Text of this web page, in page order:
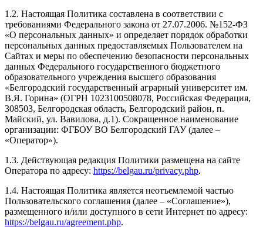
1.2. Настоящая Политика составлена в соответствии с
требованиями Федерального закона от 27.07.2006. №152-ФЗ
«О персональных данных» и определяет порядок обработки
персональных данных предоставляемых Пользователем на
Сайтах и меры по обеспечению безопасности персональных
данных Федерального государственного бюджетного
образовательного учреждения высшего образования
«Белгородский государственный аграрный университет им.
В.Я. Горина» (ОГРН 1023100508078, Российская Федерация,
308503, Белгородская область, Белгородский район, п.
Майский, ул. Вавилова, д.1). Сокращенное наименование
организации: ФГБОУ ВО Белгородский ГАУ (далее –
«Оператор»).
1.3. Действующая редакция Политики размещена на сайте
Оператора по адресу: https://belgau.ru/privacy.php.
1.4. Настоящая Политика является неотъемлемой частью
Пользовательского соглашения (далее – «Соглашение»),
размещенного и/или доступного в сети Интернет по адресу:
https://belgau.ru/agreement.php.